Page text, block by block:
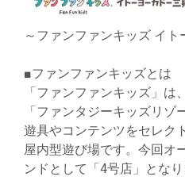
～ファンファンキッズ イト
■ファンファンキッズとは
「ファンファンキッズ」
「ファンタジーキッズリ
遊具やコンテンツをセレク
屋内型遊び場です。今回オ
ンドとして「4号店」となり